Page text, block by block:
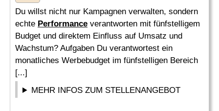
Du willst nicht nur Kampagnen verwalten, sondern
echte Performance verantworten mit fünfstelligem
Budget und direktem Einfluss auf Umsatz und
Wachstum? Aufgaben Du verantwortest ein
monatliches Werbebudget im fünfstelligen Bereich
[...]
MEHR INFOS ZUM STELLENANGEBOT